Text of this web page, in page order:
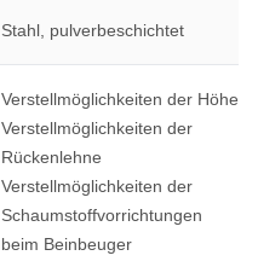
Stahl, pulverbeschichtet
Verstellmöglichkeiten der Höhe
Verstellmöglichkeiten der
Rückenlehne
Verstellmöglichkeiten der
Schaumstoffvorrichtungen
beim Beinbeuger